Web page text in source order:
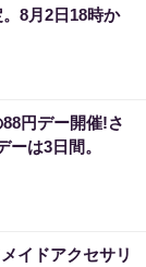
8月2日18時か
円デー開催!さ
ーは3日間。
イドアクセサリ